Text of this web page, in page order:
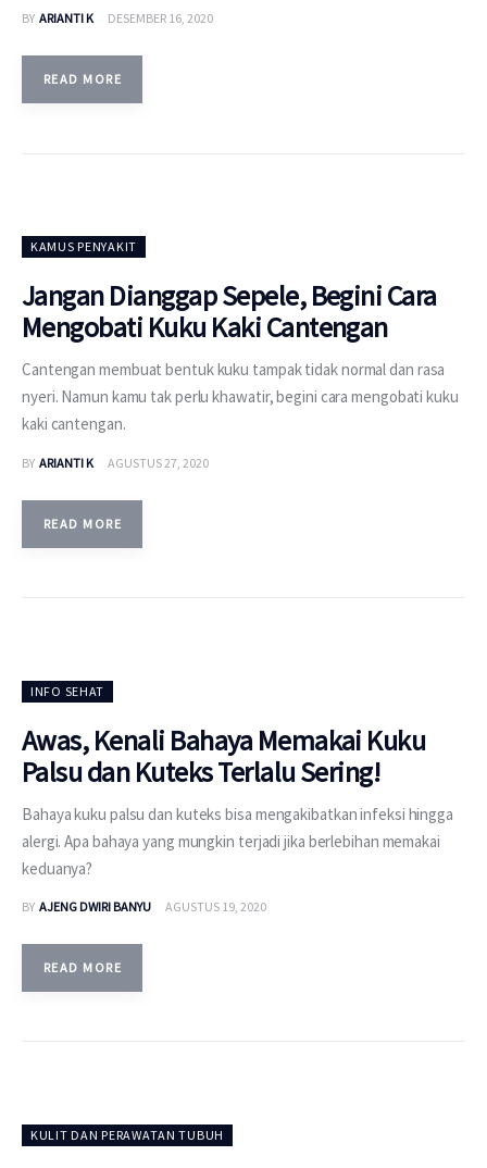
BY ARIANTI K DESEMBER 16, 2020
READ MORE
KAMUS PENYAKIT
Jangan Dianggap Sepele, Begini Cara
Mengobati Kuku Kaki Cantengan
Cantengan membuat bentuk kuku tampak tidak normal dan rasa
nyeri. Namun kamu tak perlu khawatir, begini cara mengobati kuku
kaki cantengan.
BY ARIANTI K AGUSTUS 27, 2020
READ MORE
INFO SEHAT
Awas, Kenali Bahaya Memakai Kuku
Palsu dan Kuteks Terlalu Sering!
Bahaya kuku palsu dan kuteks bisa mengakibatkan infeksi hingga
alergi. Apa bahaya yang mungkin terjadi jika berlebihan memakai
keduanya?
BY AJENG DWIRI BANYU AGUSTUS 19, 2020
READ MORE
KULIT DAN PERAWATAN TUBUH